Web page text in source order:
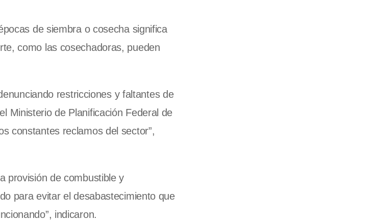
de siembra o cosecha significa
como las cosechadoras, pueden
restricciones y faltantes de
Ministerio de Planificación Federal de
constantes reclamos del sector”,
provisión de combustible y
para evitar el desabastecimiento que
indicaron.